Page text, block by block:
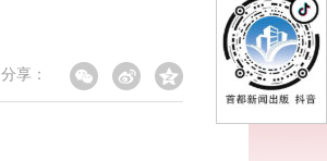
分享：